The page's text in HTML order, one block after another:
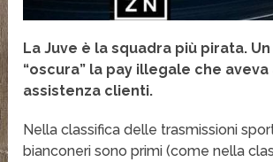
La Juve è la squadra più pirata.
“oscura” la pay illegale che aveva
assistenza clienti.
Nella classifica delle trasmissioni
bianconeri sono primi (come nella